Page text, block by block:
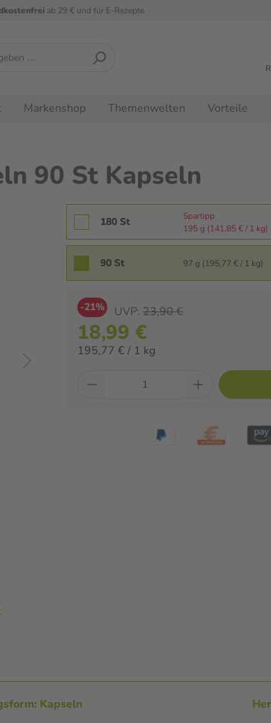
ab 29 € und für E-Rezepte
Markenshop Themenwelten Vorteile
90 St Kapseln
180 St
Spartipp
195 g (141,85 € / 1 kg)
90 St 97 g (195,77 € / 1 kg)
-21% UVP: 23,90 €
18,99 €
195,77 € / 1 kg
Kapseln